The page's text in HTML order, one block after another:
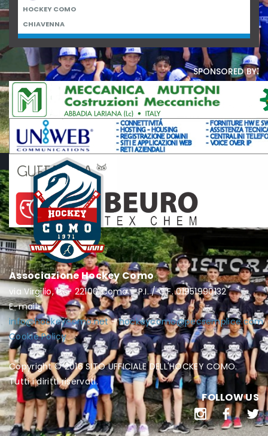
HOCKEY COMO
CHIAVENNA
sponsored by:
Associazione Hockey Como
via Virgilio, 16 - 22100 Como - P.I. / C.F. 01951990132
E-mail:
info@hockeycomo.net-hockeycomo@pecsemplice.com
Cookie Policy
Copyright © 2016 SITO UFFICIALE DELL'HOCKEY COMO.
Tutti i diritti riservati.
FOLLOW US